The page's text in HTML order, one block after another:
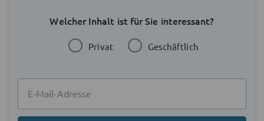
Welcher Inhalt ist für Sie interessant?
Privat Geschäftlich